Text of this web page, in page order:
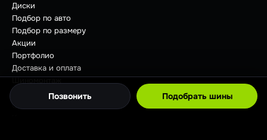
Позвонить Подобрать шины
Диски
Подбор по авто
Подбор по размеру
Акции
Портфолио
Доставка и оплата
Шиномонтаж
Советы